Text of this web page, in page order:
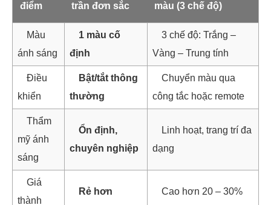
điểm
trần đơn sắc
màu (3 chế độ)
Màu
ánh sáng
1 màu cố
định
3 chế độ: Trắng –
Vàng – Trung tính
Điều
khiển
Bật/tắt thông
thường
Chuyển màu qua
công tắc hoặc remote
Thẩm
mỹ ánh
sáng
Ổn định,
chuyên nghiệp
Linh hoạt, trang trí đa
dạng
Giá
thành
Rẻ hơn Cao hơn 20 – 30%